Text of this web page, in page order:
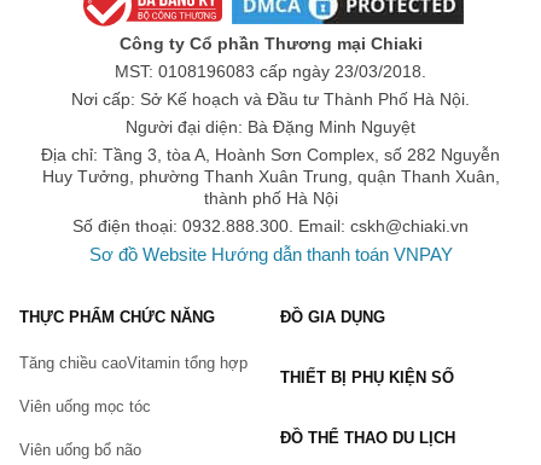
Công ty Cổ phần Thương mại Chiaki
MST: 0108196083 cấp ngày 23/03/2018.
Nơi cấp: Sở Kế hoạch và Đầu tư Thành Phố Hà Nội.
Người đại diện: Bà Đặng Minh Nguyệt
Địa chỉ: Tầng 3, tòa A, Hoành Sơn Complex, số 282 Nguyễn
Huy Tưởng, phường Thanh Xuân Trung, quận Thanh Xuân,
thành phố Hà Nội
Số điện thoại: 0932.888.300. Email: cskh@chiaki.vn
Sơ đồ Website Hướng dẫn thanh toán VNPAY
THỰC PHẨM CHỨC NĂNG
Tăng chiều caoVitamin tổng hợp
Viên uống mọc tóc
Viên uống bổ não
ĐỒ GIA DỤNG
THIẾT BỊ PHỤ KIỆN SỐ
ĐỒ THỂ THAO DU LỊCH